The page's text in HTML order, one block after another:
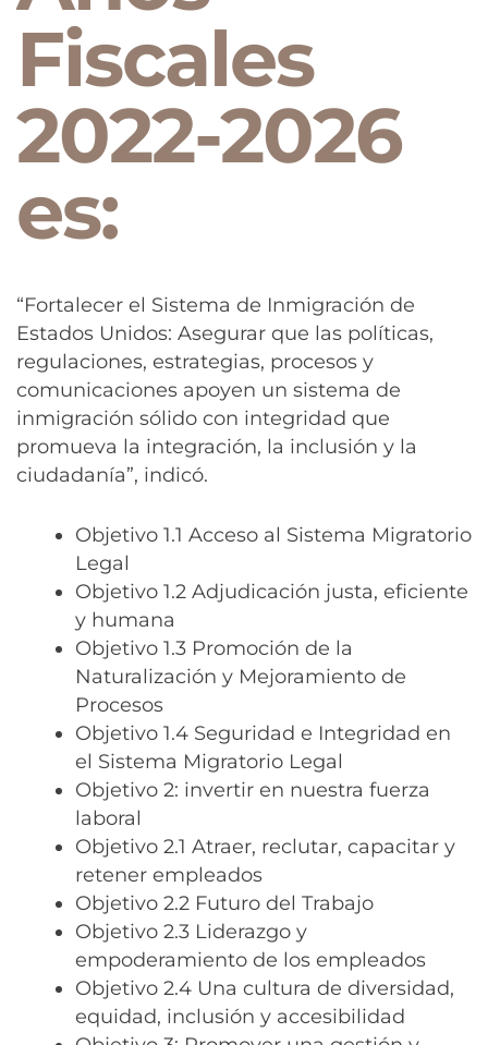
Fiscales
2022-2026
es:
“Fortalecer el Sistema de Inmigración de
Estados Unidos: Asegurar que las políticas,
regulaciones, estrategias, procesos y
comunicaciones apoyen un sistema de
inmigración sólido con integridad que
promueva la integración, la inclusión y la
ciudadanía”, indicó.
Objetivo 1.1 Acceso al Sistema Migratorio
Legal
Objetivo 1.2 Adjudicación justa, eficiente
y humana
Objetivo 1.3 Promoción de la
Naturalización y Mejoramiento de
Procesos
Objetivo 1.4 Seguridad e Integridad en
el Sistema Migratorio Legal
Objetivo 2: invertir en nuestra fuerza
laboral
Objetivo 2.1 Atraer, reclutar, capacitar y
retener empleados
Objetivo 2.2 Futuro del Trabajo
Objetivo 2.3 Liderazgo y
empoderamiento de los empleados
Objetivo 2.4 Una cultura de diversidad,
equidad, inclusión y accesibilidad